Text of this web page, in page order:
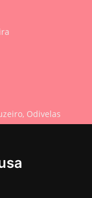
Odivelas
nacional)
nacional)